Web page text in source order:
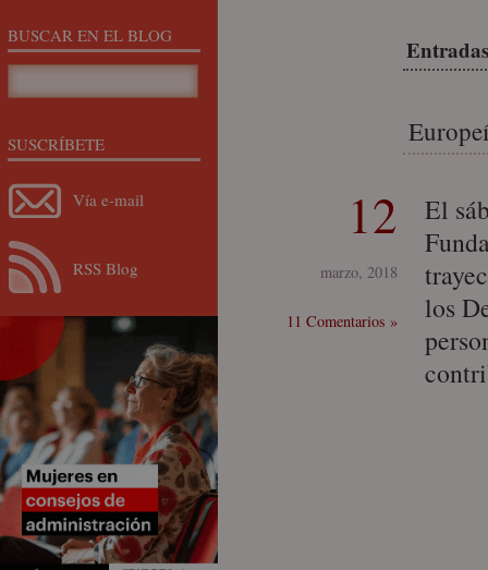
12
marzo, 2018
11 Comentarios »
El
los
BUSCAR EN EL BLOG
SUSCRÍBETE
Vía e-mail
RSS Blog